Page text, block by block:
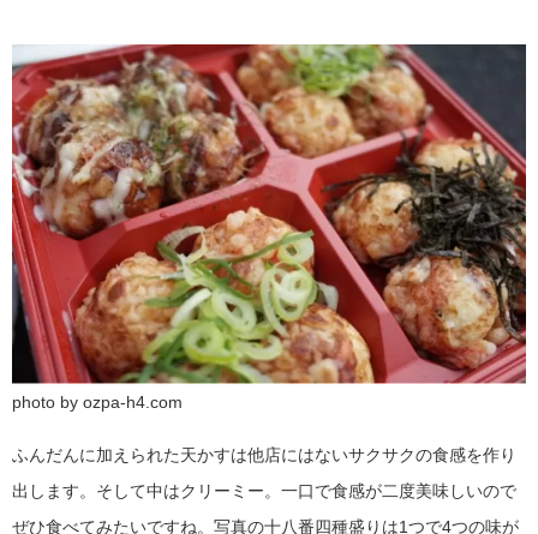
photo by ozpa-h4.com
ふんだんに加えられた天かすは他店にはないサクサクの食感を作り
出します。そして中はクリーミー。一口で食感が二度美味しいので
ぜひ食べてみたいですね。写真の十八番四種盛りは1つで4つの味が